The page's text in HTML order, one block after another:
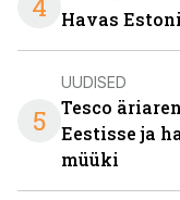
Havas
5
UUDISED
Tesco
Eestisse ja
müüki